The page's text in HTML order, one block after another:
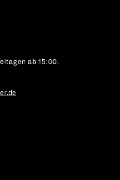
ab 15:00.